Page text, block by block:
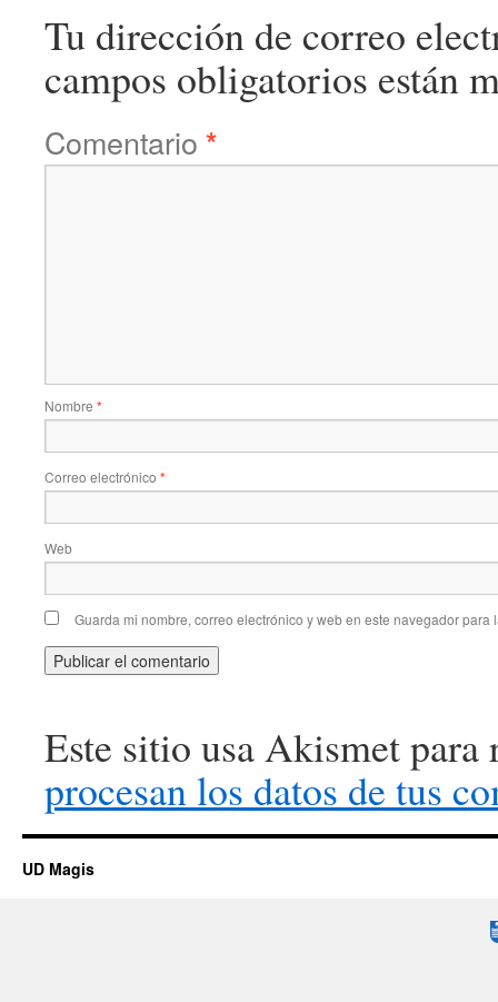
Tu dirección de correo
campos obligatorios están
Comentario *
Nombre *
Correo electrónico *
Web
Guarda mi nombre, correo electrónico y web en este navegador para
Este sitio usa Akismet
procesan los datos de tus
UD Magis